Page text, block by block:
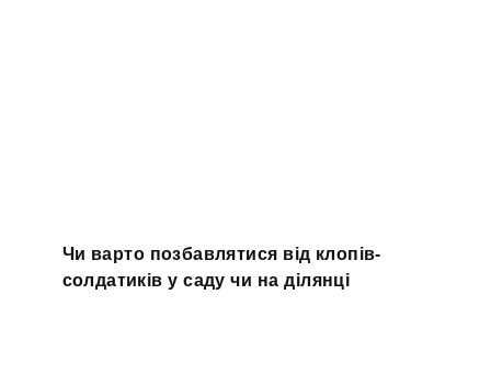
Чи варто позбавлятися від клопів-
солдатиків у саду чи на ділянці